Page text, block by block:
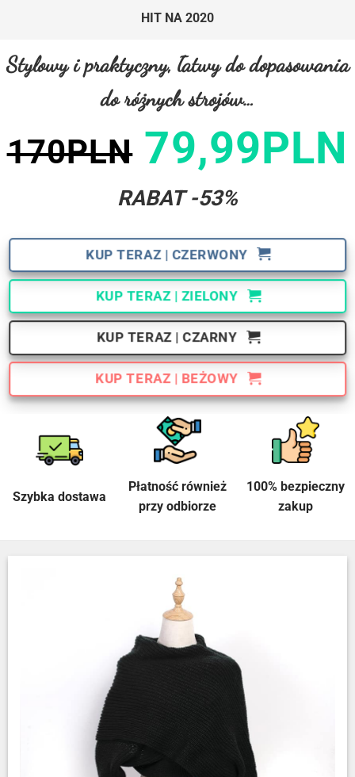
HIT NA 2020
Stylowy i praktyczny, łatwy do dopasowania
do różnych strojów…
170PLN79,99PLN
RABAT -53%
KUP TERAZ | CZERWONY
KUP TERAZ | ZIELONY
KUP TERAZ | CZARNY
KUP TERAZ | BEŻOWY
Szybka dostawa
Płatność również
przy odbiorze
100% bezpieczny
zakup